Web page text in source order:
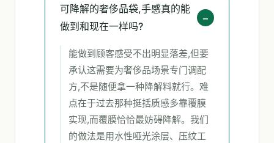
可降解的奢侈品袋,手感真的能
做到和现在一样吗?
能做到顾客感受不出明显落差,但要
承认这需要为奢侈品场景专门调配
方,不是随便拿一种降解料就行。难
点在于过去那种挺括质感多靠覆膜
实现,而覆膜恰恰最妨碍降解。我们
的做法是用水性哑光涂层、压纹工